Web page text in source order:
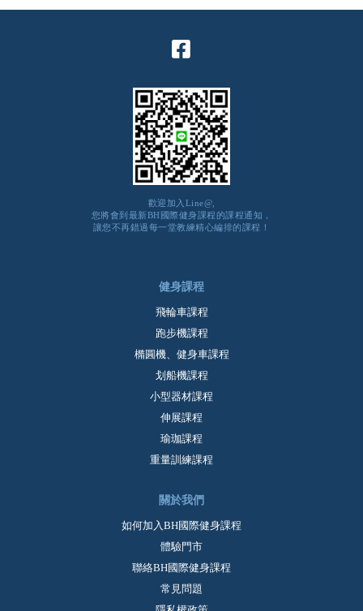
歡迎加入Line@,
您將會到最新BH國際健身課程的課程通知，
讓您不再錯過每一堂教練精心編排的課程！
健身課程
飛輪車課程
跑步機課程
橢圓機、健身車課程
划船機課程
小型器材課程
伸展課程
瑜珈課程
重量訓練課程
關於我們
如何加入BH國際健身課程
體驗門市
聯絡BH國際健身課程
常見問題